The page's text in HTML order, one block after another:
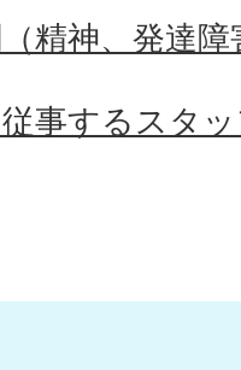
精神、発達障
事するスタ